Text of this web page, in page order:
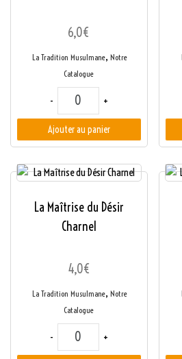
6,0€
La Tradition Musulmane, Notre
Catalogue
- quantité de Imagine-toi !
+
Ajouter au panier
La Maîtrise du Désir
Charnel
4,0€
La Tradition Musulmane, Notre
Catalogue
- quantité de La Maîtrise du
+